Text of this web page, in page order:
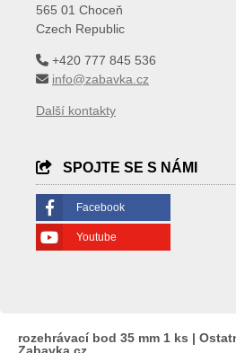
565 01 Choceň
Czech Republic
+420 777 845 536
info@zabavka.cz
Další kontakty
SPOJTE SE S NÁMI
Facebook
Youtube
rozehrávací bod 35 mm 1 ks |